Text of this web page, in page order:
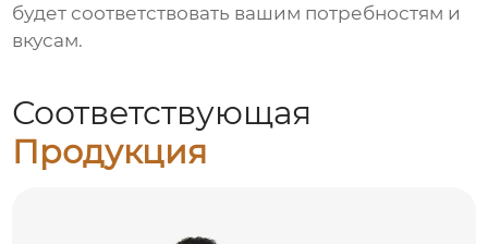
будет соответствовать вашим потребностям и
вкусам.
Соответствующая
Продукция